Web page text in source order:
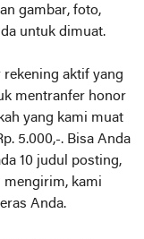
gambar, foto,
untuk dimuat.
aktif yang
mentranfer honor
yang kami muat
5.000,-. Bisa Anda
10 judul posting,
mengirim, kami
Anda.